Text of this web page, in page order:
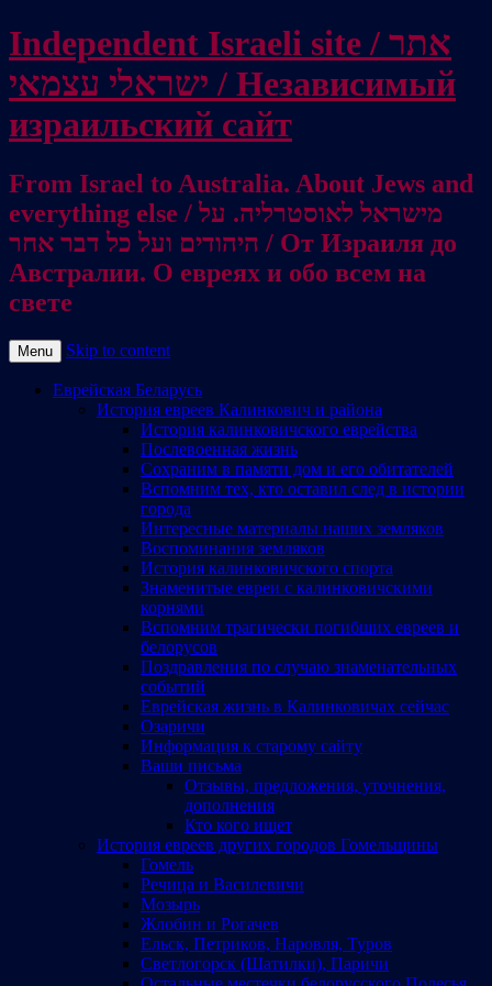
Independent Israeli site / אתר
ישראלי עצמאי / Независимый
израильский сайт
From Israel to Australia. About Jews and
everything else / מישראל לאוסטרליה. על
היהודים ועל כל דבר אחר / От Израиля до
Австралии. О евреях и обо всем на
свете
Menu Skip to content
Еврейская Беларусь
История евреев Калинкович и района
История калинковичского еврейства
Послевоенная жизнь
Сохраним в памяти дом и его обитателей
Вспомним тех, кто оставил след в истории
города
Интересные материалы наших земляков
Воспоминания земляков
История калинковичского спорта
Знаменитые евреи с калинковичскими
корнями
Вспомним трагически погибших евреев и
белорусов
Поздравления по случаю знаменательных
событий
Еврейская жизнь в Калинковичах сейчас
Озаричи
Информация к старому сайту
Ваши письма
Отзывы, предложения, уточнения,
дополнения
Кто кого ищет
История евреев других городов Гомельщины
Гомель
Речица и Василевичи
Мозырь
Жлобин и Рогачев
Ельск, Петриков, Наровля, Туров
Светлогорск (Шатилки), Паричи